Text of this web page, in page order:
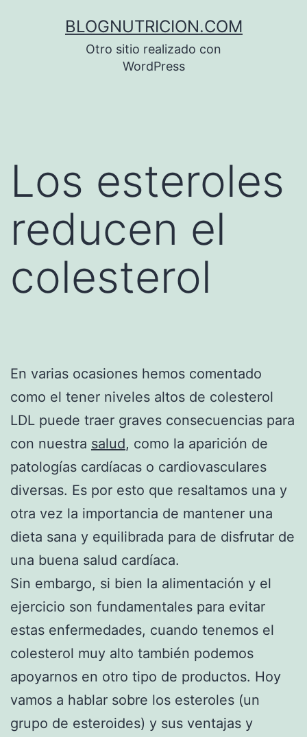
BLOGNUTRICION.COM
Otro sitio realizado con
WordPress
Los esteroles
reducen el
colesterol
En varias ocasiones hemos comentado
como el tener niveles altos de colesterol
LDL puede traer graves consecuencias para
con nuestra salud, como la aparición de
patologías cardíacas o cardiovasculares
diversas. Es por esto que resaltamos una y
otra vez la importancia de mantener una
dieta sana y equilibrada para de disfrutar de
una buena salud cardíaca.
Sin embargo, si bien la alimentación y el
ejercicio son fundamentales para evitar
estas enfermedades, cuando tenemos el
colesterol muy alto también podemos
apoyarnos en otro tipo de productos. Hoy
vamos a hablar sobre los esteroles (un
grupo de esteroides) y sus ventajas y